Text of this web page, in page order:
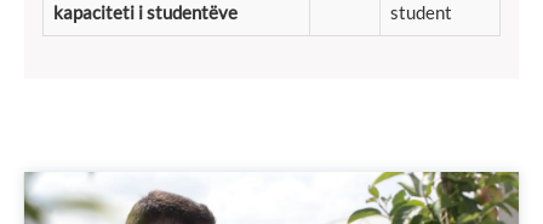
kapaciteti i studentëve
student